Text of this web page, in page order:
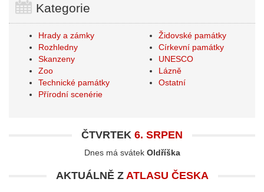
Kategorie
Hrady a zámky
Rozhledny
Skanzeny
Zoo
Technické památky
Přírodní scenérie
Židovské památky
Církevní památky
UNESCO
Lázně
Ostatní
ČTVRTEK 6. SRPEN
Dnes má svátek Oldříška
AKTUÁLNĚ Z ATLASU ČESKA